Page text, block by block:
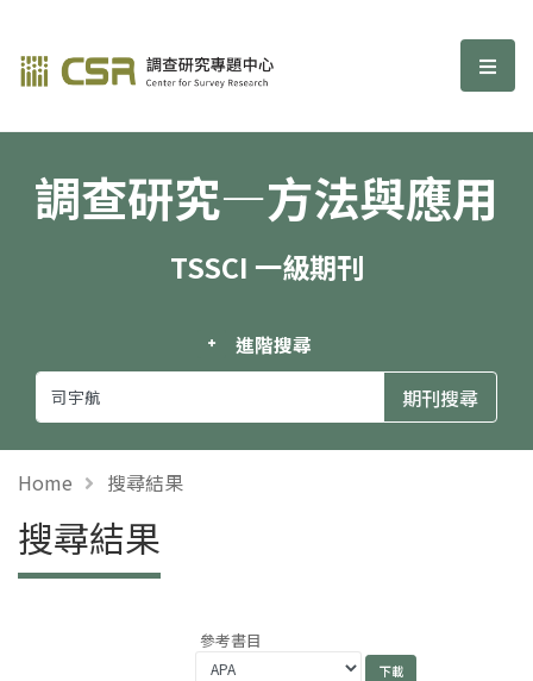
調查研究—方法與應用期刊 選
調查研究—方法與應用
TSSCI 一級期刊
進階搜尋
Home 搜尋結果
搜尋結果
參考書目